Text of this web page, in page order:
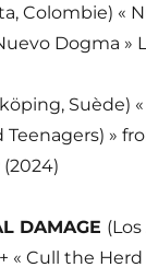
Colombie) «
Dogma »
Suède)
»
(2024)
DAMAGE
« Cull the